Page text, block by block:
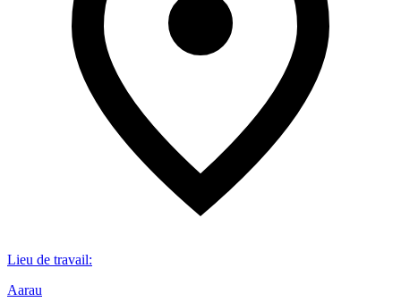
Lieu de travail:
Aarau